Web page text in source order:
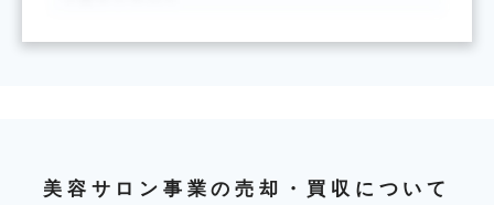
美容サロン事業の売却・買収について